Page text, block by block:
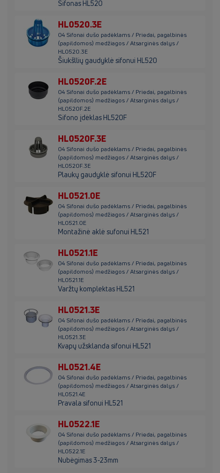
Sifonas HL520
HL0520.3E
04 Sifonai dušo padėklams / Priedai, pagalbinės
(papildomos) medžiagos / Atsarginės dalys /
HL0520.3E
Šiukšllių gaudyklė sifonui HL520
HL0520F.2E
04 Sifonai dušo padėklams / Priedai, pagalbinės
(papildomos) medžiagos / Atsarginės dalys /
HL0520F.2E
Sifono įdėklas HL520F
HL0520F.3E
04 Sifonai dušo padėklams / Priedai, pagalbinės
(papildomos) medžiagos / Atsarginės dalys /
HL0520F.3E
Plaukų gaudyklė sifonui HL520F
HL0521.0E
04 Sifonai dušo padėklams / Priedai, pagalbinės
(papildomos) medžiagos / Atsarginės dalys /
HL0521.0E
Montažinė aklė sufonui HL521
HL0521.1E
04 Sifonai dušo padėklams / Priedai, pagalbinės
(papildomos) medžiagos / Atsarginės dalys /
HL0521.1E
Varžtų komplektas HL521
HL0521.3E
04 Sifonai dušo padėklams / Priedai, pagalbinės
(papildomos) medžiagos / Atsarginės dalys /
HL0521.3E
Kvapų užsklanda sifonui HL521
HL0521.4E
04 Sifonai dušo padėklams / Priedai, pagalbinės
(papildomos) medžiagos / Atsarginės dalys /
HL0521.4E
Pravala sifonui HL521
HL0522.1E
04 Sifonai dušo padėklams / Priedai, pagalbinės
(papildomos) medžiagos / Atsarginės dalys /
HL0522.1E
Nubėgimas 3-23mm